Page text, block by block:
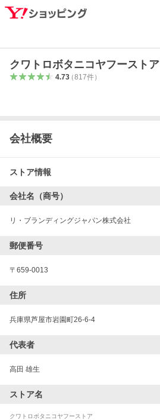
クワトロボタニコヤフーストア
4.73（817件）
会社概要
ストア情報
会社名（商号）
リ・ブランディングジャパン株式会社
郵便番号
〒 659-0013
住所
兵庫県芦屋市岩園町26-6-4
代表者
高田 雄生
ストア名
クワトロボタニコヤフーストア